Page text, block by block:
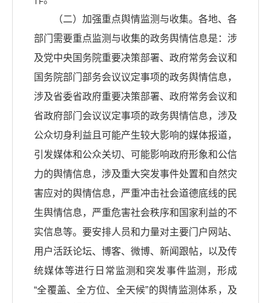
（二）加强重点舆情监测与收集。各地、各
部门需要重点监测与收集的政务舆情信息是：涉
及党中央国务院重要决策部署、政府常务会议和
国务院部门部务会议议定事项的政务舆情信息，
涉及省委省政府重要决策部署、政府常务会议和
省政府部门会议议定事项的政务舆情信息，涉及
公众切身利益且可能产生较大影响的媒体报道，
引发媒体和公众关切、可能影响政府形象和公信
力的舆情信息，涉及重大突发事件处置和自然灾
害应对的舆情信息，严重冲击社会道德底线的民
生舆情信息，严重危害社会秩序和国家利益的不
实信息等。要安排人员和力量对主要门户网站、
用户活跃论坛、博客、微博、新闻跟帖，以及传
统媒体等进行日常监测和突发事件监测，形成
“全覆盖、全方位、全天候”的舆情监测体系，及